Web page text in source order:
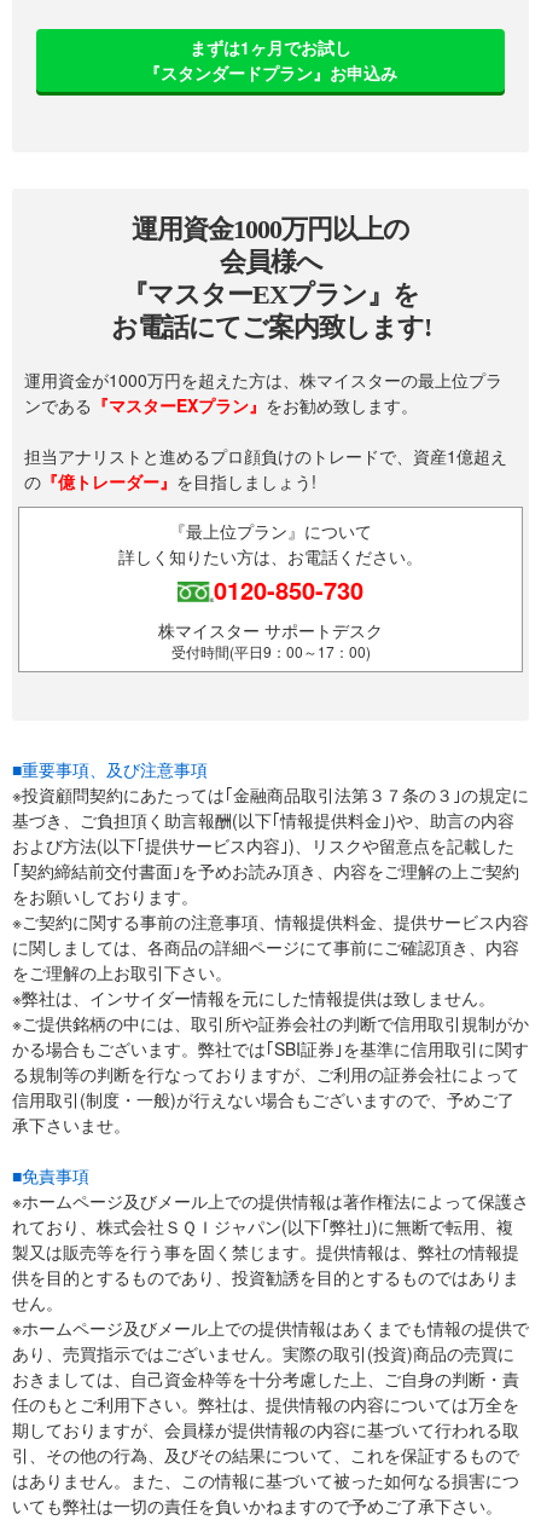
まずは1ヶ月でお試し
『スタンダードプラン』お申込み
運用資金1000万円以上の
会員様へ
『マスターEXプラン』を
お電話にてご案内致します!
運用資金が1000万円を超えた方は、株マイスターの最上位プラ
ンである 『マスターEXプラン』 をお勧め致します。
担当アナリストと進めるプロ顔負けのトレードで、資産1億超え
の 『億トレーダー』 を目指しましょう!
『最上位プラン』について
詳しく知りたい方は、お電話ください。
0120-850-730
株マイスター サポートデスク
受付時間(平日9：00～17：00)
■重要事項、及び注意事項
※投資顧問契約にあたっては｢金融商品取引法第３７条の３｣の規定に
基づき、ご負担頂く助言報酬(以下｢情報提供料金｣)や、助言の内容
および方法(以下｢提供サービス内容｣)、リスクや留意点を記載した
｢契約締結前交付書面｣を予めお読み頂き、内容をご理解の上ご契約
をお願いしております。
※ご契約に関する事前の注意事項、情報提供料金、提供サービス内容
に関しましては、各商品の詳細ページにて事前にご確認頂き、内容
をご理解の上お取引下さい。
※弊社は、インサイダー情報を元にした情報提供は致しません。
※ご提供銘柄の中には、取引所や証券会社の判断で信用取引規制がか
かる場合もございます。弊社では｢SBI証券｣を基準に信用取引に関す
る規制等の判断を行なっておりますが、ご利用の証券会社によって
信用取引(制度・一般)が行えない場合もございますので、予めご了
承下さいませ。
■免責事項
※ホームページ及びメール上での提供情報は著作権法によって保護さ
れており、株式会社ＳＱＩジャパン(以下｢弊社｣)に無断で転用、複
製又は販売等を行う事を固く禁じます。提供情報は、弊社の情報提
供を目的とするものであり、投資勧誘を目的とするものではありま
せん。
※ホームページ及びメール上での提供情報はあくまでも情報の提供で
あり、売買指示ではございません。実際の取引(投資)商品の売買に
おきましては、自己資金枠等を十分考慮した上、ご自身の判断・責
任のもとご利用下さい。弊社は、提供情報の内容については万全を
期しておりますが、会員様が提供情報の内容に基づいて行われる取
引、その他の行為、及びその結果について、これを保証するもので
はありません。また、この情報に基づいて被った如何なる損害につ
いても弊社は一切の責任を負いかねますので予めご了承下さい。